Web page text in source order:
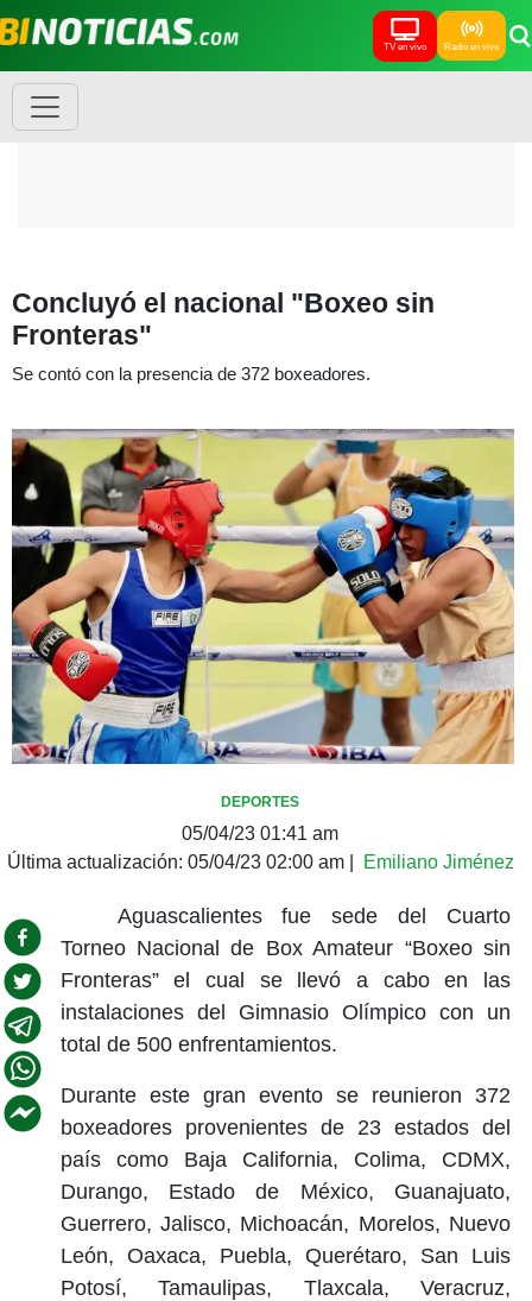
TV en vivo Radio en vivo
Concluyó el nacional "Boxeo sin
Fronteras"
Se contó con la presencia de 372 boxeadores.
DEPORTES
05/04/23 01:41 am
Última actualización: 05/04/23 02:00 am| Emiliano Jiménez
Aguascalientes fue sede del Cuarto
Torneo Nacional de Box Amateur “Boxeo sin
Fronteras” el cual se llevó a cabo en las
instalaciones del Gimnasio Olímpico con un
total de 500 enfrentamientos.
Durante este gran evento se reunieron 372
boxeadores provenientes de 23 estados del
país como Baja California, Colima, CDMX,
Durango, Estado de México, Guanajuato,
Guerrero, Jalisco, Michoacán, Morelos, Nuevo
León, Oaxaca, Puebla, Querétaro, San Luis
Potosí, Tamaulipas, Tlaxcala, Veracruz,